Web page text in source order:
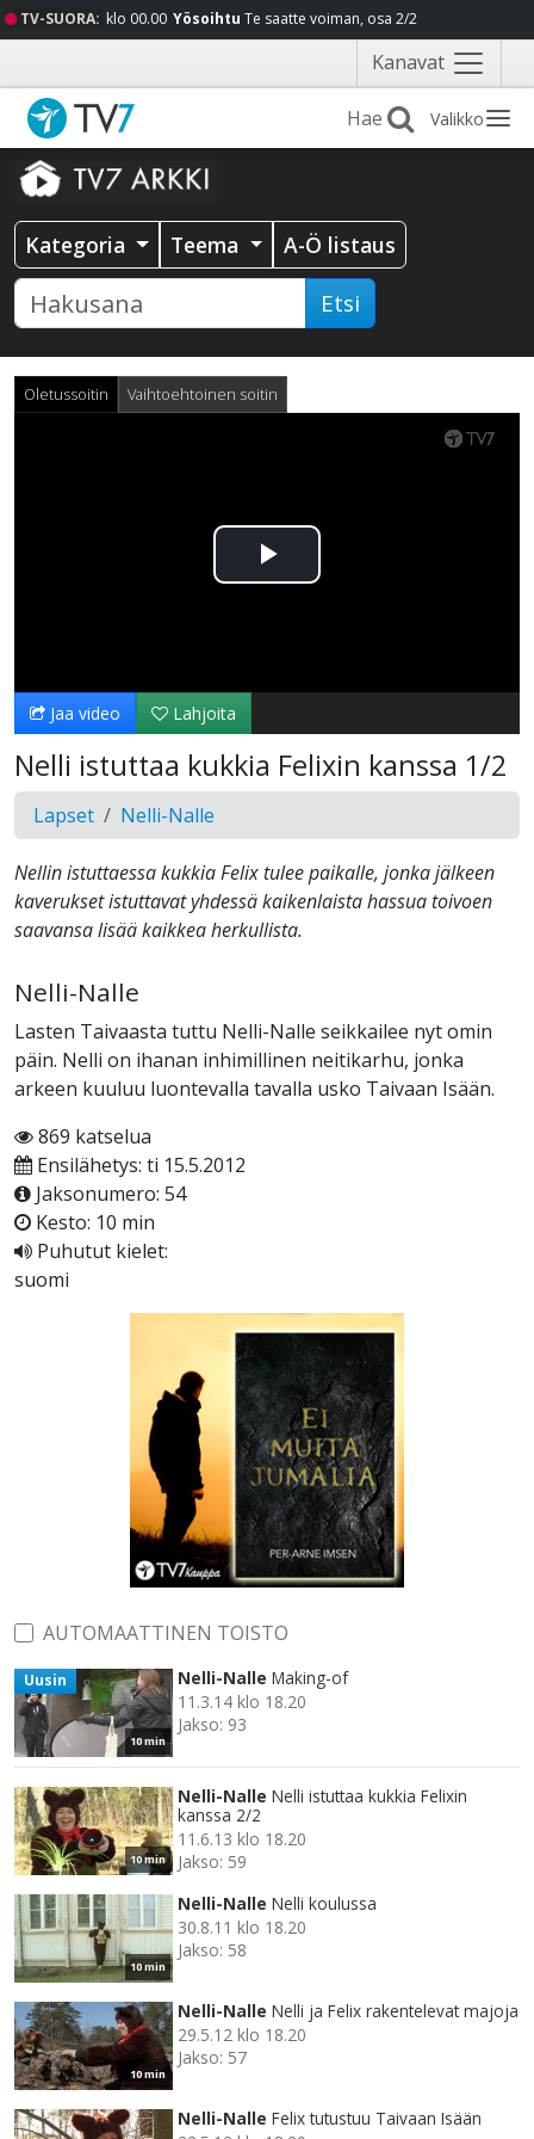
TV-SUORA: klo 00.00 Yösoihtu Te saatte voiman, osa 2/2
Kanavat Näytä
valikko
Valikko
Kategoria Teema A-Ö listaus
Etsi
Oletussoitin Vaihtoehtoinen soitin
Toista
Jaa video Lahjoita
Nelli istuttaa kukkia Felixin kanssa 1/2
Lapset Nelli-Nalle
Nellin istuttaessa kukkia Felix tulee paikalle, jonka jälkeen
kaverukset istuttavat yhdessä kaikenlaista hassua toivoen
saavansa lisää kaikkea herkullista.
Nelli-Nalle
Lasten Taivaasta tuttu Nelli-Nalle seikkailee nyt omin
päin. Nelli on ihanan inhimillinen neitikarhu, jonka
arkeen kuuluu luontevalla tavalla usko Taivaan Isään.
869 katselua
Ensilähetys: ti 15.5.2012
Jaksonumero: 54
Kesto: 10 min
Puhutut kielet:
suomi
AUTOMAATTINEN TOISTO
10 min
Uusin Nelli-Nalle Making-of
11.3.14 klo 18.20
Jakso: 93
10 min
Nelli-Nalle Nelli istuttaa kukkia Felixin
kanssa 2/2
11.6.13 klo 18.20
Jakso: 59
10 min
Nelli-Nalle Nelli koulussa
30.8.11 klo 18.20
Jakso: 58
10 min
Nelli-Nalle Nelli ja Felix rakentelevat majoja
29.5.12 klo 18.20
Jakso: 57
Nelli-Nalle Felix tutustuu Taivaan Isään